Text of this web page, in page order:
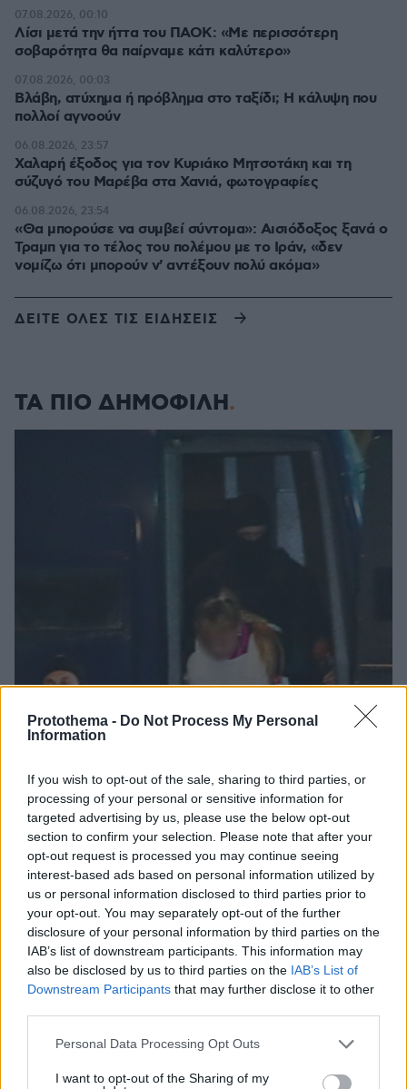
Protothema - Do Not Process My Personal
Information
If you wish to opt-out of the sale, sharing to third parties, or
processing of your personal or sensitive information for
targeted advertising by us, please use the below opt-out
section to confirm your selection. Please note that after your
opt-out request is processed you may continue seeing
interest-based ads based on personal information utilized by
us or personal information disclosed to third parties prior to
your opt-out. You may separately opt-out of the further
disclosure of your personal information by third parties on the
IAB’s list of downstream participants. This information may
also be disclosed by us to third parties on the IAB’s List of
Downstream Participants that may further disclose it to other
Please note that this website/app uses one or more Google
not limited to your visit or usage behaviour. You may click to
Personal Data Processing Opt Outs
I want to opt-out of the Sharing of my
Λίσι μετά την ήττα του ΠΑΟΚ: «Με περισσότερη
σοβαρότητα θα παίρναμε κάτι καλύτερο»
07.08.2026, 00:10
Βλάβη, ατύχημα ή πρόβλημα στο ταξίδι; Η κάλυψη που
πολλοί αγνοούν
07.08.2026, 00:03
Χαλαρή έξοδος για τον Κυριάκο Μητσοτάκη και τη
σύζυγό του Μαρέβα στα Χανιά, φωτογραφίες
06.08.2026, 23:57
«Θα μπορούσε να συμβεί σύντομα»: Αισιόδοξος ξανά ο
Τραμπ για το τέλος του πολέμου με το Ιράν, «δεν
νομίζω ότι μπορούν ν' αντέξουν πολύ ακόμα»
06.08.2026, 23:54
ΔΕΙΤΕ ΟΛΕΣ ΤΙΣ ΕΙΔΗΣΕΙΣ
ΤΑ ΠΙΟ ΔΗΜΟΦΙΛΗ
Στη ΓΑΔΑ κρατείται η 46χρονη που κατηγορείται
για την επίθεση στη Marfin, δείτε βίντεο και
φωτογραφίες
06.08.2026, 23:17